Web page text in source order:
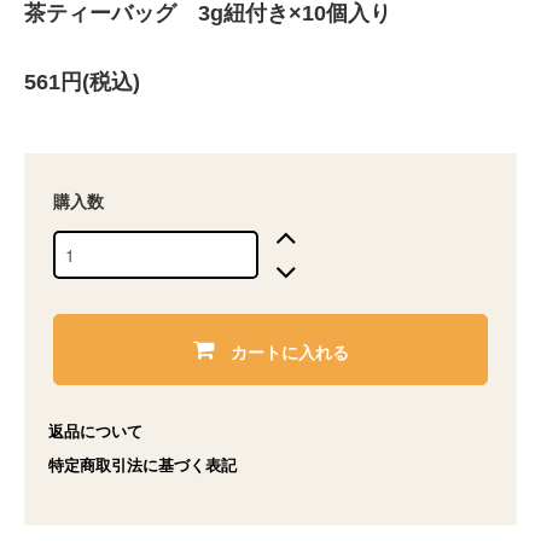
茶ティーバッグ 3g紐付き×10個入り
561円(税込)
購入数
カートに入れる
返品について
特定商取引法に基づく表記